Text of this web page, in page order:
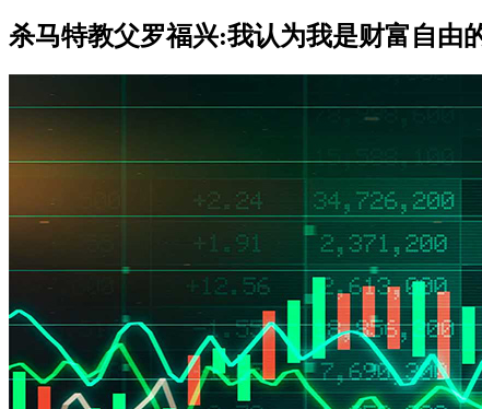
杀马特教父罗福兴:我认为我是财富自由